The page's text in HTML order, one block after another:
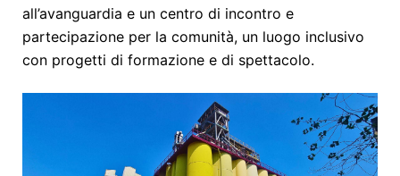
all’avanguardia e un centro di incontro e
partecipazione per la comunità, un luogo inclusivo
con progetti di formazione e di spettacolo.